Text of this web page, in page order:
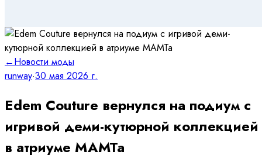
←Новости моды
runway·30 мая 2026 г.
Edem Couture вернулся на подиум с
игривой деми-кутюрной коллекцией
в атриуме МАМТа